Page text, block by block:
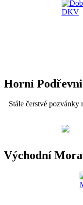
Horní
Stále čerstvé
Východní